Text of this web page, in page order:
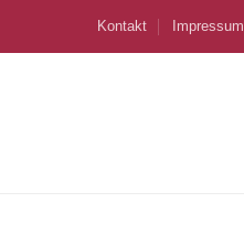
Kontakt Impressum